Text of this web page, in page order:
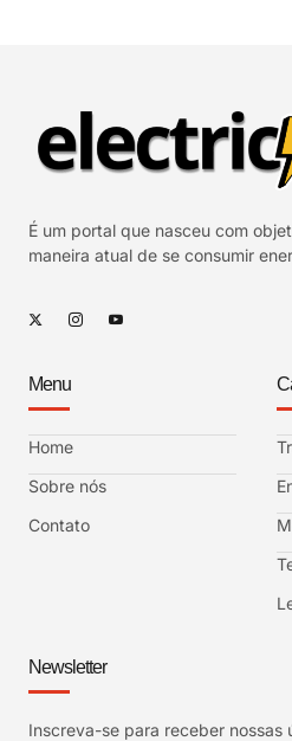
É um portal que nasceu com
maneira atual de se consumir
Menu
Home
Sobre nós
Contato
Newsletter
Inscreva-se para receber nossas